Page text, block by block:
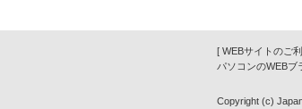
[ WEBサイトのご
パソコンのWEBブ
Copyright (c)